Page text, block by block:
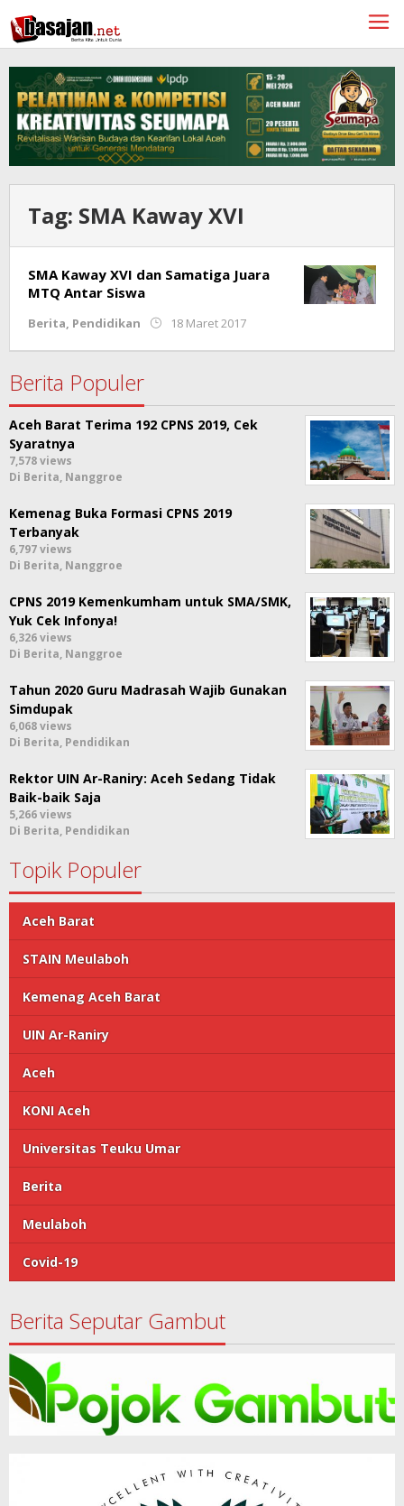
ke
konten
Tag: SMA Kaway XVI
SMA Kaway XVI dan Samatiga Juara
MTQ Antar Siswa
Berita, Pendidikan 18 Maret 2017
Berita Populer
Aceh Barat Terima 192 CPNS 2019, Cek
Syaratnya
7,578 views
Di Berita, Nanggroe
Kemenag Buka Formasi CPNS 2019
Terbanyak
6,797 views
Di Berita, Nanggroe
CPNS 2019 Kemenkumham untuk SMA/SMK,
Yuk Cek Infonya!
6,326 views
Di Berita, Nanggroe
Tahun 2020 Guru Madrasah Wajib Gunakan
Simdupak
6,068 views
Di Berita, Pendidikan
Rektor UIN Ar-Raniry: Aceh Sedang Tidak
Baik-baik Saja
5,266 views
Di Berita, Pendidikan
Topik Populer
Aceh Barat
STAIN Meulaboh
Kemenag Aceh Barat
UIN Ar-Raniry
Aceh
KONI Aceh
Universitas Teuku Umar
Berita
Meulaboh
Covid-19
Berita Seputar Gambut